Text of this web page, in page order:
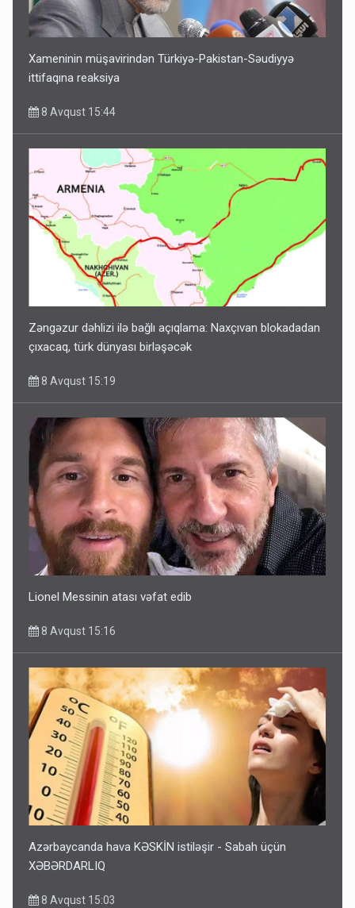
Xameninin müşavirindən Türkiyə-Pakistan-Səudiyyə
ittifaqına reaksiya
8 Avqust 15:44
Zəngəzur dəhlizi ilə bağlı açıqlama: Naxçıvan blokadadan
çıxacaq, türk dünyası birləşəcək
8 Avqust 15:19
Lionel Messinin atası vəfat edib
8 Avqust 15:16
Azərbaycanda hava KƏSKİN istiləşir - Sabah üçün
XƏBƏRDARLIQ
8 Avqust 15:03